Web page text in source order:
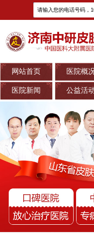
网站首页 医院概
医院新闻 公益活